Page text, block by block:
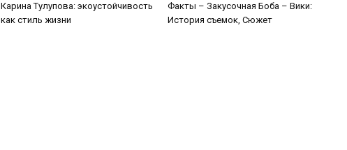
Карина Тулупова: экоустойчивость
как стиль жизни
Факты – Закусочная Боба – Вики:
История съемок, Сюжет